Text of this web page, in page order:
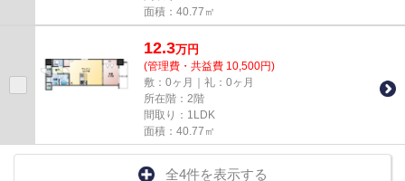
面積：40.77㎡
12.3万円
(管理費・共益費 10,500円)
敷：0ヶ月｜礼：0ヶ月
所在階：2階
間取り：1LDK
面積：40.77㎡
全4件を表示する